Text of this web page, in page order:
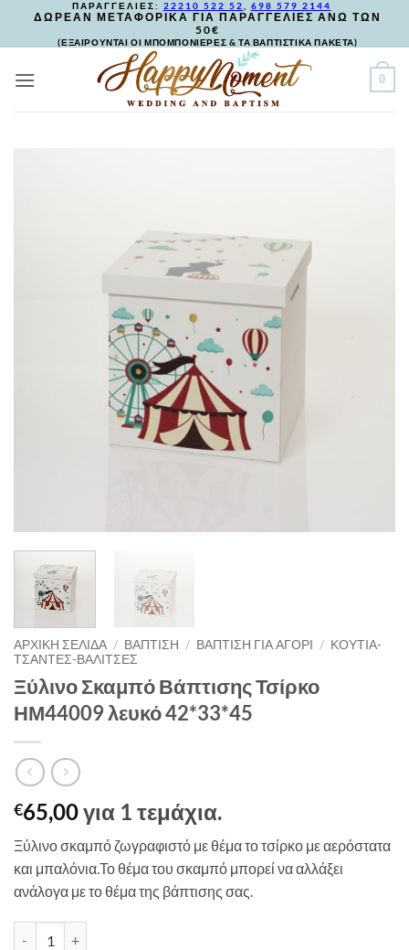
ΠΑΡΑΓΓΕΛΙΕΣ: 22210 522 52 698 579 2144
ΔΩΡΕΑΝ ΜΕΤΑΦΟΡΙΚΑ ΓΙΑ ΠΑΡΑΓΓΕΛΙΕΣ ΑΝΩ ΤΩΝ
50€
(ΕΞΑΙΡΟΥΝΤΑΙ ΟΙ ΜΠΟΜΠΟΝΙΕΡΕΣ & ΤΑ ΒΑΠΤΙΣΤΙΚΑ ΠΑΚΕΤΑ)
0
ΑΡΧΙΚΉ ΣΕΛΊΔΑ / ΒΑΠΤΙΣΗ / ΒΑΠΤΙΣΗ ΓΙΑ ΑΓΟΡΙ / ΚΟΥΤΙΑ-
ΤΣΑΝΤΕΣ-ΒΑΛΙΤΣΕΣ
Ξύλινο Σκαμπό Βάπτισης Τσίρκο
ΗΜ44009 λευκό 42*33*45
€65,00για 1 τεμάχια.
Ξύλινο σκαμπό ζωγραφιστό με θέμα το τσίρκο με αερόστατα
και μπαλόνια.Το θέμα του σκαμπό μπορεί να αλλάξει
ανάλογα με το θέμα της βάπτισης σας.